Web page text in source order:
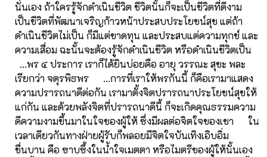
นั่นเอง ถ้าใครรู้จักดำเนินชีวิต ชีวิตนั้นก็จะเป็นชีวิตที่ดีงาม
เป็นชีวิตที่พัฒนาเจริญก้าวหน้าประสบประโยชน์สุข แต่ถ้า
ดำเนินชีวิตไม่เป็น ก็มีแต่ขาดทุน และประสบแต่ความทุกข์ และ
ความเสื่อม ฉะนั้นจะต้องรู้จักดำเนินชีวิต หรือดำเนินชีวิตเป็น
...พร ๔ ประการ เราก็ได้ยินบ่อยคือ อายุ วรรณะ สุขะ พละ
เรียกว่า จตุรพิธพร ...การที่เราให้พรกันนี้ ก็คือเรามาแสดง
ความปรารถนาดีต่อกัน เรามาตั้งจิตปรารถนาประโยชน์สุขให้
แก่กัน และด้วยพลังจิตที่ปรารถนาดีนี้ ก็จะเกิดคุณธรรมความ
ดีความงามขึ้นมาในใจของผู้ให้ ซึ่งมีผลต่อจิตใจของเขา ใน
เวลาเดียวกันทางฝ่ายผู้รับก็พลอยมีจิตใจบันเทิงเอิบอิ่ม
ชื่นบาน คือ ซาบซึ้งในน้ำใจเมตตา หรือไมตรีของผู้ให้นั้นเอง